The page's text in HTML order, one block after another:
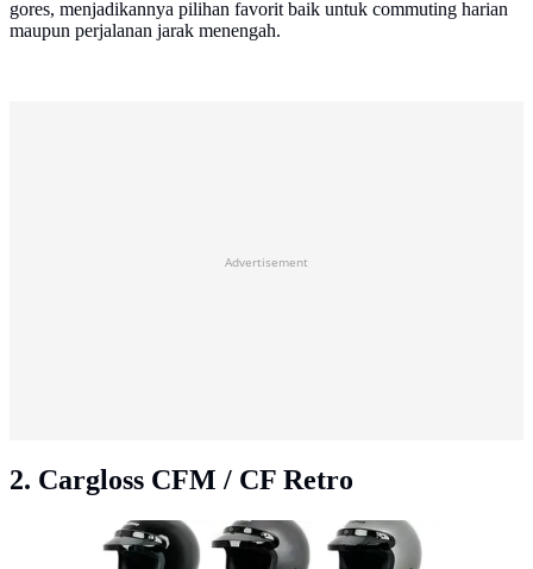
gores, menjadikannya pilihan favorit baik untuk commuting harian
maupun perjalanan jarak menengah.
Advertisement
2. Cargloss CFM / CF Retro
Cargloss CFM (cargloss.co.id)